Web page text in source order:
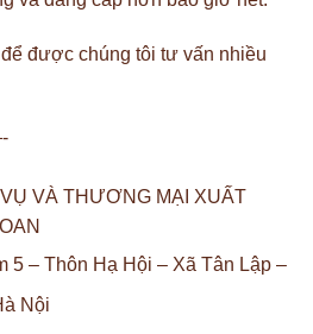
được chúng tôi tư vấn nhiều
VÀ THƯƠNG MẠI XUẤT
5 – Thôn Hạ Hội – Xã Tân Lập –
Nội